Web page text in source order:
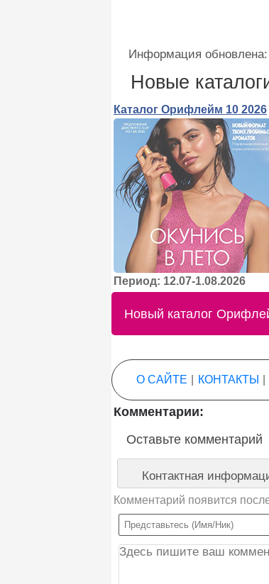
Информация обновлена:
Новые
Каталог Орифлейм 10 2026
Период: 12.07-1.08.2026
Новый каталог
О САЙТЕ КОНТАКТЫ
Комментарии:
Оставьте комментарий
Контактная
Комментарий появится